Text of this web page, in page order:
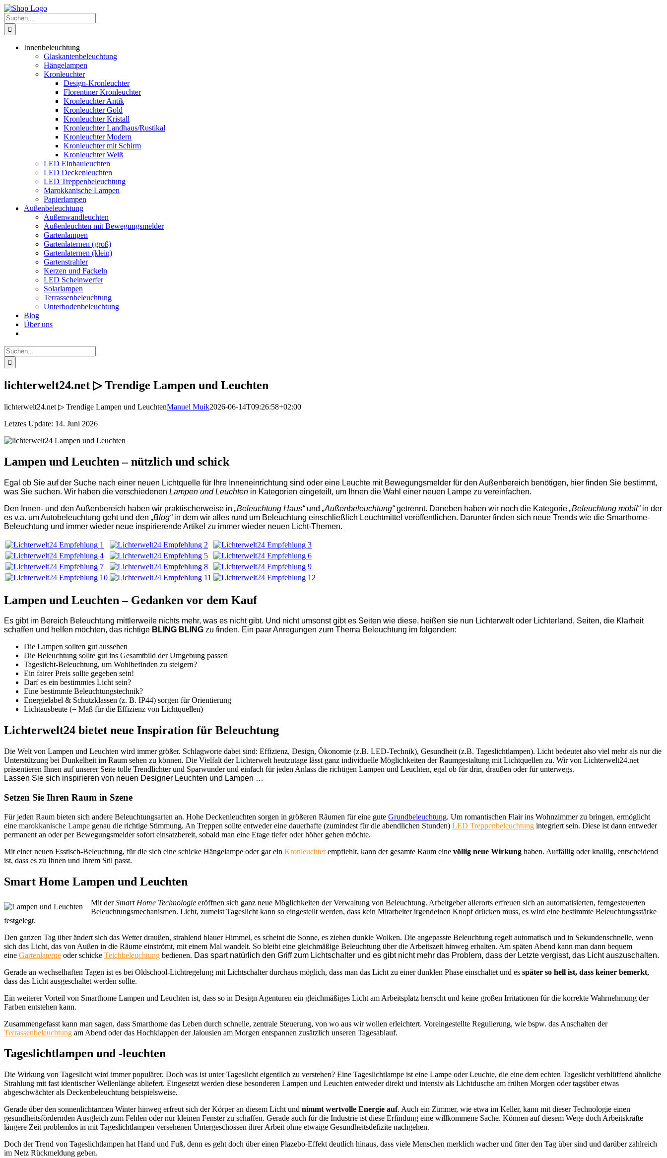
Zum
Inhalt
springen
Suche
nach:
Innenbeleuchtung
Glaskantenbeleuchtung
Hängelampen
Kronleuchter
Design-Kronleuchter
Florentiner Kronleuchter
Kronleuchter Antik
Kronleuchter Gold
Kronleuchter Kristall
Kronleuchter Landhaus/Rustikal
Kronleuchter Modern
Kronleuchter mit Schirm
Kronleuchter Weiß
LED Einbauleuchten
LED Deckenleuchten
LED Treppenbeleuchtung
Marokkanische Lampen
Papierlampen
Außenbeleuchtung
Außenwandleuchten
Außenleuchten mit Bewegungsmelder
Gartenlampen
Gartenlaternen (groß)
Gartenlaternen (klein)
Gartenstrahler
Kerzen und Fackeln
LED Scheinwerfer
Solarlampen
Terrassenbeleuchtung
Unterbodenbeleuchtung
Blog
Über uns
Suche
nach:
lichterwelt24.net ▷ Trendige Lampen und Leuchten
lichterwelt24.net ▷ Trendige Lampen und LeuchtenManuel Muik2026-06-14T09:26:58+02:00
Letztes Update: 14. Juni 2026
Lampen und Leuchten – nützlich und schick
Egal ob Sie auf der Suche nach einer neuen Lichtquelle für Ihre Inneneinrichtung sind oder eine Leuchte mit Bewegungsmelder für den Außenbereich benötigen, hier finden Sie bestimmt,
was Sie suchen. Wir haben die verschiedenen Lampen und Leuchten in Kategorien eingeteilt, um Ihnen die Wahl einer neuen Lampe zu vereinfachen.
Den Innen- und den Außenbereich haben wir praktischerweise in „Beleuchtung Haus“und „Außenbeleuchtung“getrennt. Daneben haben wir noch die Kategorie „Beleuchtung mobil“in der
es v.a. um Autobeleuchtung geht und den „Blog“in dem wir alles rund um Beleuchtung einschließlich Leuchtmittel veröffentlichen. Darunter finden sich neue Trends wie die Smarthome-
Beleuchtung und immer wieder neue inspirierende Artikel zu immer wieder neuen Licht-Themen.
Lampen und Leuchten – Gedanken vor dem Kauf
Es gibt im Bereich Beleuchtung mittlerweile nichts mehr, was es nicht gibt. Und nicht umsonst gibt es Seiten wie diese, heißen sie nun Lichterwelt oder Lichterland, Seiten, die Klarheit
schaffen und helfen möchten, das richtige BLING BLING zu finden. Ein paar Anregungen zum Thema Beleuchtung im folgenden:
Die Lampen sollten gut aussehen
Die Beleuchtung sollte gut ins Gesamtbild der Umgebung passen
Tageslicht-Beleuchtung, um Wohlbefinden zu steigern?
Ein fairer Preis sollte gegeben sein!
Darf es ein bestimmtes Licht sein?
Eine bestimmte Beleuchtungstechnik?
Energielabel & Schutzklassen (z. B. IP44) sorgen für Orientierung
Lichtausbeute (= Maß für die Effizienz von Lichtquellen)
Lichterwelt24 bietet neue Inspiration für Beleuchtung
Die Welt von Lampen und Leuchten wird immer größer. Schlagworte dabei sind: Effizienz, Design, Ökonomie (z.B. LED-Technik), Gesundheit (z.B. Tageslichtlampen). Licht bedeutet also viel mehr als nur die
Unterstützung bei Dunkelheit im Raum sehen zu können. Die Vielfalt der Lichterwelt heutzutage lässt ganz individuelle Möglichkeiten der Raumgestaltung mit Lichtquellen zu. Wir von Lichterwelt24.net
präsentieren Ihnen auf unserer Seite tolle Trendlichter und Sparwunder und einfach für jeden Anlass die richtigen Lampen und Leuchten, egal ob für drin, draußen oder für unterwegs.
Lassen Sie sich inspirieren von neuen Designer Leuchten und Lampen …
Setzen Sie Ihren Raum in Szene
Für jeden Raum bieten sich andere Beleuchtungsarten an. Hohe Deckenleuchten sorgen in größeren Räumen für eine gute Grundbeleuchtung. Um romantischen Flair ins Wohnzimmer zu bringen, ermöglicht
eine marokkanische Lampe genau die richtige Stimmung. An Treppen sollte entweder eine dauerhafte (zumindest für die abendlichen Stunden) LED Treppenbeleuchtung integriert sein. Diese ist dann entweder
permanent an oder per Bewegungsmelder sofort einsatzbereit, sobald man eine Etage tiefer oder höher gehen möchte.
Mit einer neuen Esstisch-Beleuchtung, für die sich eine schicke Hängelampe oder gar ein Kronleuchterempfiehlt, kann der gesamte Raum eine völlig neue Wirkung haben. Auffällig oder knallig, entscheidend
ist, dass es zu Ihnen und Ihrem Stil passt.
Smart Home Lampen und Leuchten
Mit derSmart Home Technologie eröffnen sich ganz neue Möglichkeiten der Verwaltung von Beleuchtung. Arbeitgeber allerorts erfreuen sich an automatisierten, ferngesteuerten
Beleuchtungsmechanismen. Licht, zumeist Tageslicht kann so eingestellt werden, dass kein Mitarbeiter irgendeinen Knopf drücken muss, es wird eine bestimmte Beleuchtungsstärke
festgelegt.
Den ganzen Tag über ändert sich das Wetter draußen, strahlend blauer Himmel, es scheint die Sonne, es ziehen dunkle Wolken. Die angepasste Beleuchtung regelt automatisch und in Sekundenschnelle, wenn
sich das Licht, das von Außen in die Räume einströmt, mit einem Mal wandelt. So bleibt eine gleichmäßige Beleuchtung über die Arbeitszeit hinweg erhalten. Am späten Abend kann man dann bequem
eine Gartenlaterne oder schicke Teichbeleuchtung bedienen. Das spart natürlich den Griff zum Lichtschalter und es gibt nicht mehr das Problem, dass der Letzte vergisst, das Licht auszuschalten.
Gerade an wechselhaften Tagen ist es bei Oldschool-Lichtregelung mit Lichtschalter durchaus möglich, dass man das Licht zu einer dunklen Phase einschaltet und es später so hell ist, dass keiner bemerkt,
dass das Licht ausgeschaltet werden sollte.
Ein weiterer Vorteil von Smarthome Lampen und Leuchten ist, dass so in Design Agenturen ein gleichmäßiges Licht am Arbeitsplatz herrscht und keine großen Irritationen für die korrekte Wahrnehmung der
Farben entstehen kann.
Zusammengefasst kann man sagen, dass Smarthome das Leben durch schnelle, zentrale Steuerung, von wo aus wir wollen erleichtert. Voreingestellte Regulierung, wie bspw. das Anschalten der
Terrassenbeleuchtung am Abend oder das Hochklappen der Jalousien am Morgen entspannen zusätzlich unseren Tagesablauf.
Tageslichtlampen und -leuchten
Die Wirkung von Tageslicht wird immer populärer. Doch was ist unter Tageslicht eigentlich zu verstehen? Eine Tageslichtlampe ist eine Lampe oder Leuchte, die eine dem echten Tageslicht verblüffend ähnliche
Strahlung mit fast identischer Wellenlänge abliefert. Eingesetzt werden diese besonderen Lampen und Leuchten entweder direkt und intensiv als Lichtdusche am frühen Morgen oder tagsüber etwas
abgeschwächter als Deckenbeleuchtung beispielsweise.
Gerade über den sonnenlichtarmen Winter hinweg erfreut sich der Körper an diesem Licht und nimmt wertvolle Energie auf. Auch ein Zimmer, wie etwa im Keller, kann mit dieser Technologie einen
gesundheitsfördernden Ausgleich zum Fehlen oder nur kleinen Fenster zu schaffen. Gerade auch für die Industrie ist diese Erfindung eine willkommene Sache. Können auf diesem Wege doch Arbeitskräfte
längere Zeit problemlos in mit Tageslichtlampen versehenen Untergeschossen ihrer Arbeit ohne etwaige Gesundheitsdefizite nachgehen.
Doch der Trend von Tageslichtlampen hat Hand und Fuß, denn es geht doch über einen Plazebo-Effekt deutlich hinaus, dass viele Menschen merklich wacher und fitter den Tag über sind und darüber zahlreich
im Netz Rückmeldung geben.